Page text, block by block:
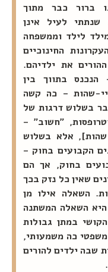
ברור כבר מתוך
שנתתי לעיל אינן
לילד וממשפחה
החינוכיים
את ילדיהם.
בתווך בין
שהות – כה קשה
בשלוש דרגות של
"חשוב" –
אלא בשלוש
הקבועים בחוק –
בחוק, אך הם
שאין כל נזק בכך
השאלה אילו מן
היא השאלה המשתנה
במתן גבולות
משפטי כה משמעותי,
שבה ילדים להורים